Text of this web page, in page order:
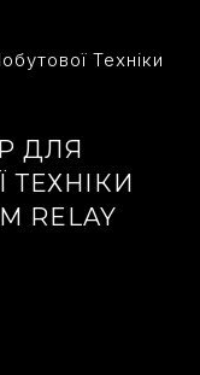
ДЛЯ
ТЕХНІКИ
RELAY